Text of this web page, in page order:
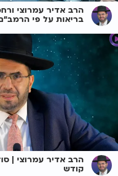
הרב אדיר עמרוצי
בריאות על פי
הרב אדיר עמרוצי |
קודש